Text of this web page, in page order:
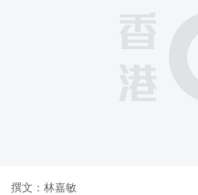
撰文： 林嘉敏